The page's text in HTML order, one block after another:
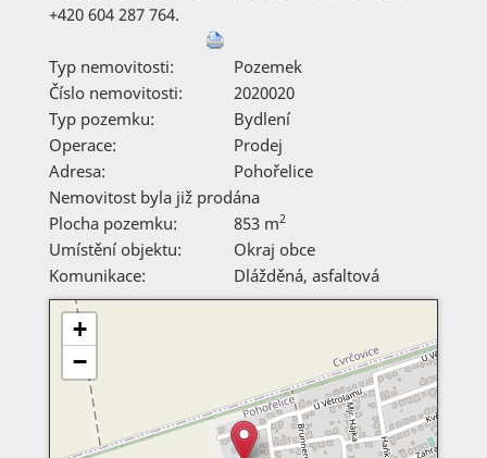
+420 604 287 764.
Typ nemovitosti:
Pozemek
Číslo nemovitosti:
2020020
Typ pozemku:
Bydlení
Operace:
Prodej
Adresa:
Pohořelice
Nemovitost byla již prodána
Plocha pozemku:
853 m2
Umístění objektu:
Okraj obce
Komunikace:
Dlážděná, asfaltová
+
−